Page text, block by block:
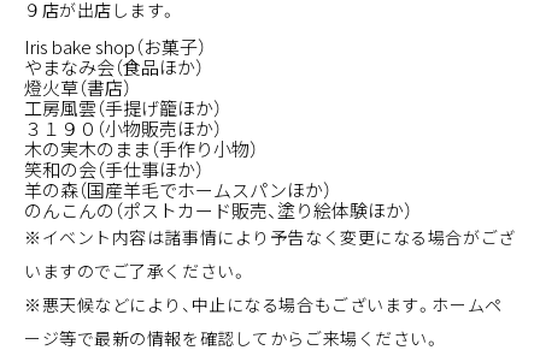
９店が出店します。
Iris bake shop（お菓子）
やまなみ会（食品ほか）
燈火草（書店）
工房風雲（手提げ籠ほか）
３１９０（小物販売ほか）
木の実木のまま（手作り小物）
笑和の会（手仕事ほか）
羊の森（国産羊毛でホームスパンほか）
のんこんの（ポストカード販売、塗り絵体験ほか）
※イベント内容は諸事情により予告なく変更になる場合がござ
いますのでご了承ください。
※悪天候などにより、中止になる場合もございます。ホームペ
ージ等で最新の情報を確認してからご来場ください。